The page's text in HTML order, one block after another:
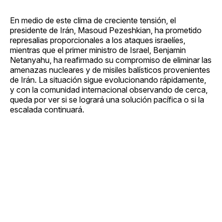
En medio de este clima de creciente tensión, el
presidente de Irán, Masoud Pezeshkian, ha prometido
represalias proporcionales a los ataques israelíes,
mientras que el primer ministro de Israel, Benjamin
Netanyahu, ha reafirmado su compromiso de eliminar las
amenazas nucleares y de misiles balísticos provenientes
de Irán. La situación sigue evolucionando rápidamente,
y con la comunidad internacional observando de cerca,
queda por ver si se logrará una solución pacífica o si la
escalada continuará.